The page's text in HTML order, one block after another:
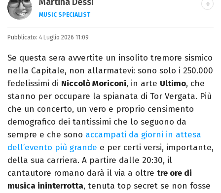
Martina Dessì
MUSIC SPECIALIST
Ascolto, scrivo, a volte recensisco, smonto
classifiche: la musica è il mio primo amore.
Pubblicato: 4 Luglio 2026 11:09
Se questa sera avvertite un insolito tremore sismico
nella Capitale, non allarmatevi: sono solo i 250.000
fedelissimi di Niccolò Moriconi, in arte Ultimo, che
stanno per occupare la spianata di Tor Vergata. Più
che un concerto, un vero e proprio censimento
demografico dei tantissimi che lo seguono da
sempre e che sono accampati da giorni in attesa
dell’evento più grande e per certi versi, importante,
della sua carriera. A partire dalle 20:30, il
cantautore romano darà il via a oltre tre ore di
musica ininterrotta, tenuta top secret se non fosse